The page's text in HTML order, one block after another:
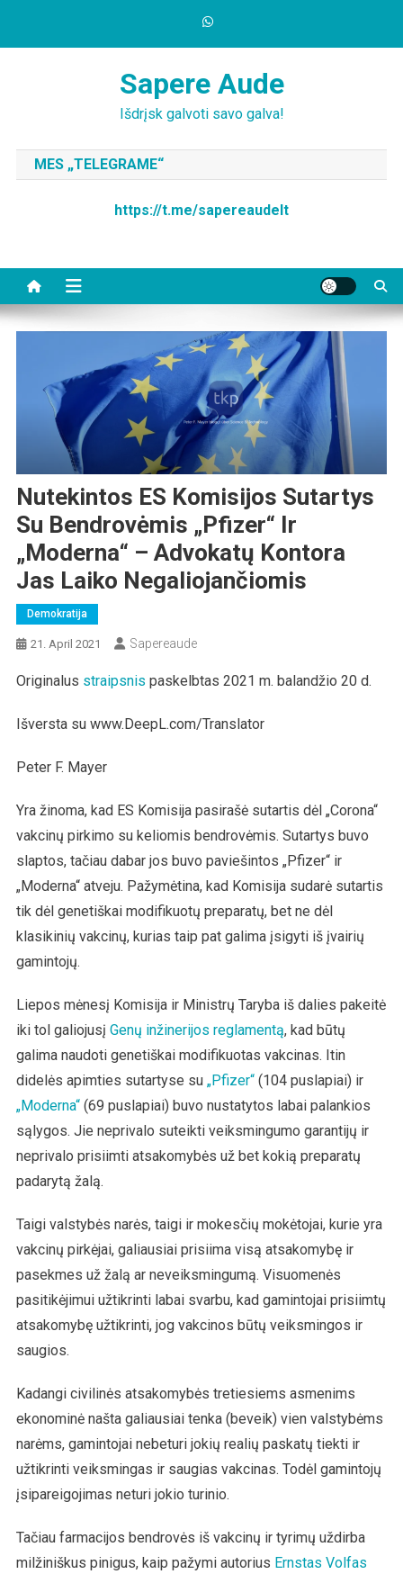
Sapere Aude
Išdrįsk galvoti savo galva!
MES „TELEGRAME“
https://t.me/sapereaudelt
Nutekintos ES Komisijos Sutartys
Su Bendrovėmis „Pfizer“ Ir
„Moderna“ – Advokatų Kontora
Jas Laiko Negaliojančiomis
Demokratija
21. April 2021 Sapereaude
Originalus straipsnis paskelbtas 2021 m. balandžio 20 d.
Išversta su www.DeepL.com/Translator
Peter F. Mayer
Yra žinoma, kad ES Komisija pasirašė sutartis dėl „Corona“
vakcinų pirkimo su keliomis bendrovėmis. Sutartys buvo
slaptos, tačiau dabar jos buvo paviešintos „Pfizer“ ir
„Moderna“ atveju. Pažymėtina, kad Komisija sudarė sutartis
tik dėl genetiškai modifikuotų preparatų, bet ne dėl
klasikinių vakcinų, kurias taip pat galima įsigyti iš įvairių
gamintojų.
Liepos mėnesį Komisija ir Ministrų Taryba iš dalies pakeitė
iki tol galiojusį Genų inžinerijos reglamentą, kad būtų
galima naudoti genetiškai modifikuotas vakcinas. Itin
didelės apimties sutartyse su „Pfizer“(104 puslapiai) ir
„Moderna“(69 puslapiai) buvo nustatytos labai palankios
sąlygos. Jie neprivalo suteikti veiksmingumo garantijų ir
neprivalo prisiimti atsakomybės už bet kokią preparatų
padarytą žalą.
Taigi valstybės narės, taigi ir mokesčių mokėtojai, kurie yra
vakcinų pirkėjai, galiausiai prisiima visą atsakomybę ir
pasekmes už žalą ar neveiksmingumą. Visuomenės
pasitikėjimui užtikrinti labai svarbu, kad gamintojai prisiimtų
atsakomybę užtikrinti, jog vakcinos būtų veiksmingos ir
saugios.
Kadangi civilinės atsakomybės tretiesiems asmenims
ekonominė našta galiausiai tenka (beveik) vien valstybėms
narėms, gamintojai nebeturi jokių realių paskatų tiekti ir
užtikrinti veiksmingas ir saugias vakcinas. Todėl gamintojų
įsipareigojimas neturi jokio turinio.
Tačiau farmacijos bendrovės iš vakcinų ir tyrimų uždirba
milžiniškus pinigus, kaip pažymi autorius Ernstas Volfas